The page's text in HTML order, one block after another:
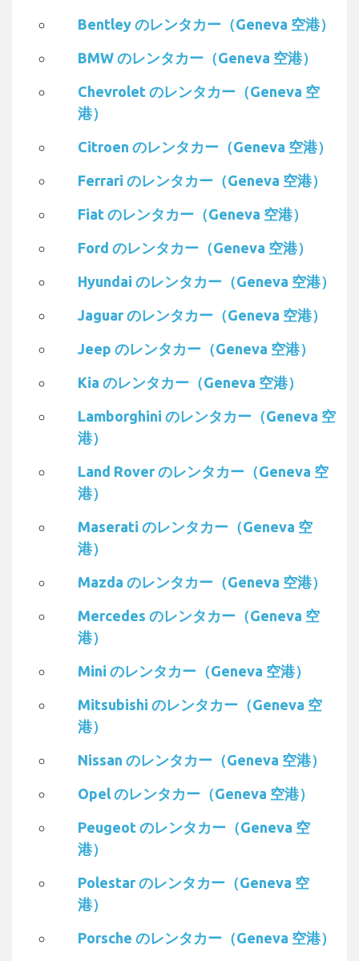
Bentley のレンタカー（Geneva 空港）
BMW のレンタカー（Geneva 空港）
Chevrolet のレンタカー（Geneva 空
港）
Citroen のレンタカー（Geneva 空港）
Ferrari のレンタカー（Geneva 空港）
Fiat のレンタカー（Geneva 空港）
Ford のレンタカー（Geneva 空港）
Hyundai のレンタカー（Geneva 空港）
Jaguar のレンタカー（Geneva 空港）
Jeep のレンタカー（Geneva 空港）
Kia のレンタカー（Geneva 空港）
Lamborghini のレンタカー（Geneva 空
港）
Land Rover のレンタカー（Geneva 空
港）
Maserati のレンタカー（Geneva 空
港）
Mazda のレンタカー（Geneva 空港）
Mercedes のレンタカー（Geneva 空
港）
Mini のレンタカー（Geneva 空港）
Mitsubishi のレンタカー（Geneva 空
港）
Nissan のレンタカー（Geneva 空港）
Opel のレンタカー（Geneva 空港）
Peugeot のレンタカー（Geneva 空
港）
Polestar のレンタカー（Geneva 空
港）
Porsche のレンタカー（Geneva 空港）